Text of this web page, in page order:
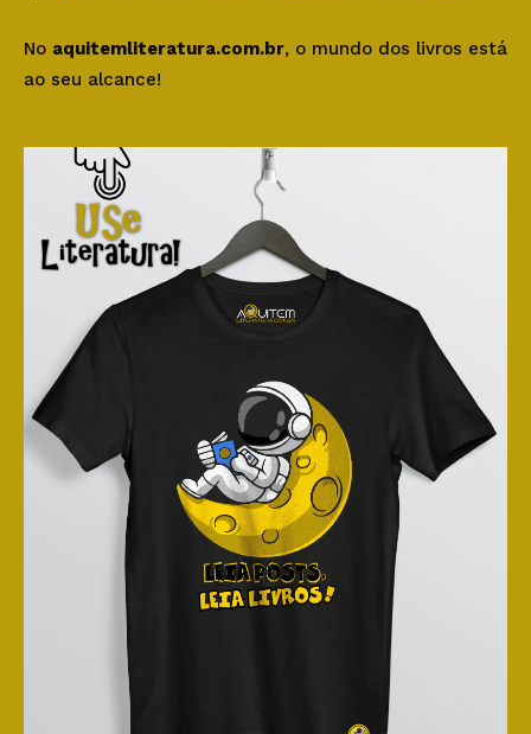
No aquitemliteratura.com.br, o mundo dos livros está
ao seu alcance!